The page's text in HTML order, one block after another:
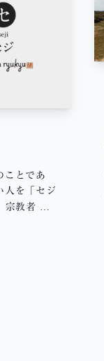
ことであ
人を「セジ
宗教者 …